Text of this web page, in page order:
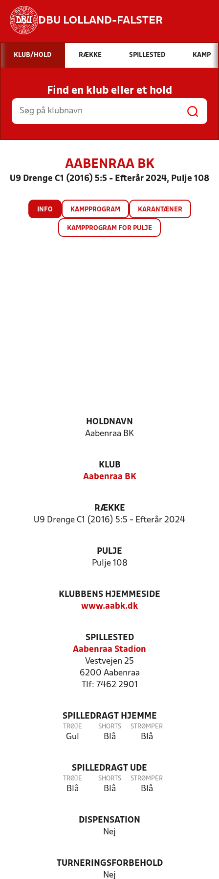
DBU LOLLAND-FALSTER
Hvad vil du søge efter?
INDHOLD OG NYHEDER
STILLINGER, RESULTATER, KLUBBER OG
HOLD
KLUB/HOLD RÆKKE SPILLESTED KAMP
Find en klub eller et hold
AABENRAA BK
U9 Drenge C1 (2016) 5:5 - Efterår 2024, Pulje 108
INFO KAMPPROGRAM KARANTÆNER
KAMPPROGRAM FOR PULJE
HOLDNAVN
Aabenraa BK
KLUB
Aabenraa BK
RÆKKE
U9 Drenge C1 (2016) 5:5 - Efterår 2024
PULJE
Pulje 108
KLUBBENS HJEMMESIDE
www.aabk.dk
SPILLESTED
Aabenraa Stadion
Vestvejen 25
6200 Aabenraa
Tlf: 7462 2901
SPILLEDRAGT HJEMME
TRØJE
Gul
SHORTS
Blå
STRØMPER
Blå
SPILLEDRAGT UDE
TRØJE
Blå
SHORTS
Blå
STRØMPER
Blå
DISPENSATION
Nej
TURNERINGSFORBEHOLD
Nej